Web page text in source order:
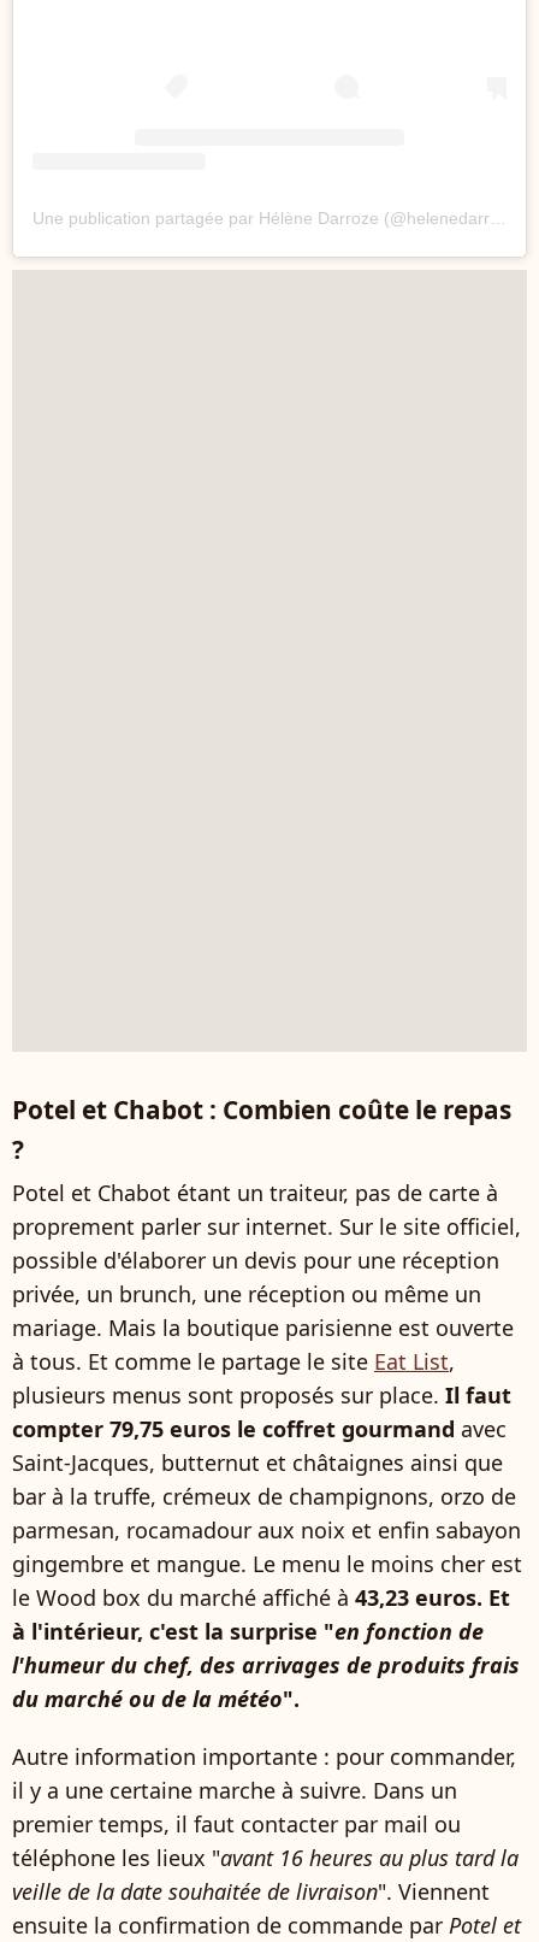
Potel et Chabot : Combien coûte le repas
?
Potel et Chabot étant un traiteur, pas de carte à
proprement parler sur internet. Sur le site officiel,
possible d'élaborer un devis pour une réception
privée, un brunch, une réception ou même un
mariage. Mais la boutique parisienne est ouverte
à tous. Et comme le partage le site Eat List,
plusieurs menus sont proposés sur place. Il faut
compter 79,75 euros le coffret gourmand avec
Saint-Jacques, butternut et châtaignes ainsi que
bar à la truffe, crémeux de champignons, orzo de
parmesan, rocamadour aux noix et enfin sabayon
gingembre et mangue. Le menu le moins cher est
le Wood box du marché affiché à 43,23 euros. Et
à l'intérieur, c'est la surprise "en fonction de
l'humeur du chef, des arrivages de produits frais
du marché ou de la météo".
Autre information importante : pour commander,
il y a une certaine marche à suivre. Dans un
premier temps, il faut contacter par mail ou
téléphone les lieux "avant 16 heures au plus tard la
veille de la date souhaitée de livraison". Viennent
ensuite la confirmation de commande par Potel et